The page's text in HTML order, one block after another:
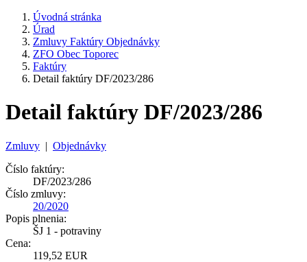
Úvodná stránka
Úrad
Zmluvy Faktúry Objednávky
ZFO Obec Toporec
Faktúry
Detail faktúry DF/2023/286
Detail faktúry DF/2023/286
Zmluvy | Objednávky
Číslo faktúry:
DF/2023/286
Číslo zmluvy:
20/2020
Popis plnenia:
ŠJ 1 - potraviny
Cena:
119,52 EUR